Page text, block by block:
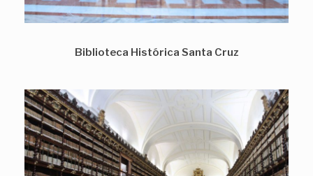
Biblioteca Histórica Santa Cruz